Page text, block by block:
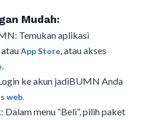
Mudah:
Temukan aplikasi
atauApp Store, atau akses
.
ke akun jadiBUMN Anda
web.
: Dalam menu “Beli”, pilih paket